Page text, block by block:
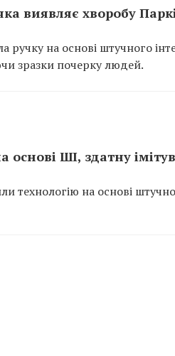
виявляє хворобу
на основі штучного
зразки почерку людей.
основі ШІ, здатну
технологію на основі